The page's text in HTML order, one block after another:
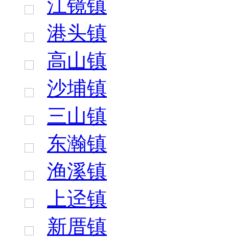
江镜镇
港头镇
高山镇
沙埔镇
三山镇
东瀚镇
渔溪镇
上迳镇
新厝镇